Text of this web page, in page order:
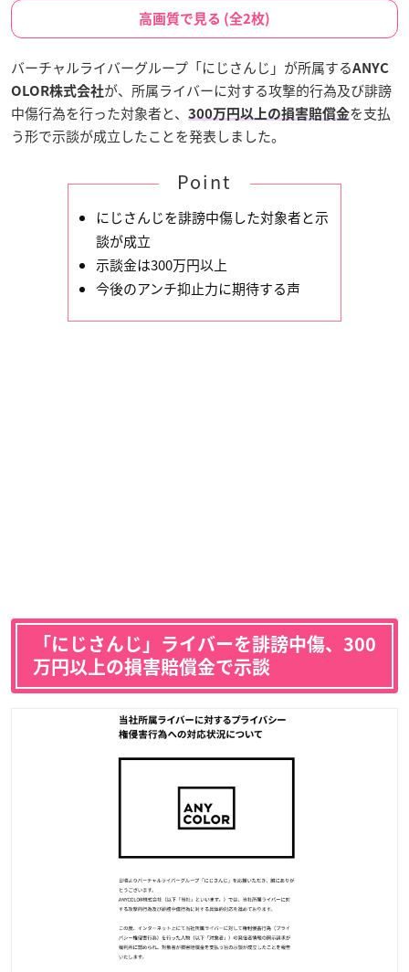
高画質で見る (全2枚)
バーチャルライバーグループ「にじさんじ」が所属するANYC
OLOR株式会社が、所属ライバーに対する攻撃的行為及び誹謗
中傷行為を行った対象者と、
300万円以上の損害賠償金を支払
う形で示談が成立したことを発表しました。
Point
にじさんじを誹謗中傷した対象者と示
談が成立
示談金は300万円以上
今後のアンチ抑止力に期待する声
「にじさんじ」ライバーを誹謗中傷、300
万円以上の損害賠償金で示談